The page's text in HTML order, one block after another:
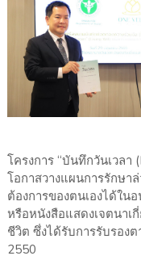
โครงการ“บันทึกวันเวลา
โอกาสวางแผนการรักษา
ต้องการของตนเองได้ใน
หรือหนังสือแสดงเจตนาเ
ชีวิต ซึ่งได้รับการรับรอ
2550